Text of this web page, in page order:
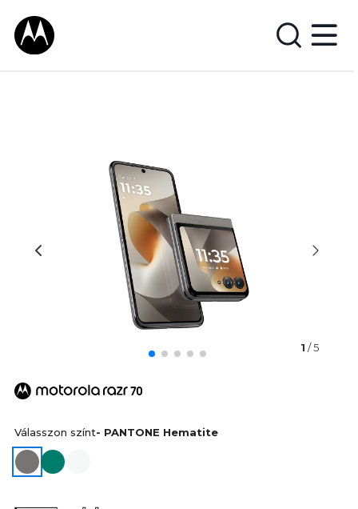
1 / 5
Válasszon színt- PANTONE Hematite